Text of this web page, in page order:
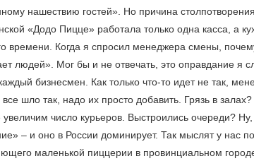
нашествию гостей». Но причина
«Додо Пицце» работала только одна касса, а
времени. Когда я спросил менеджера смены,
людей». Мог бы и не отвечать, это оправдание я
бизнесмен. Как только что-то идет не так,
шло так, надо их просто добавить. Грязь в
увеличим число курьеров. Выстроились очереди?
– и оно в России доминирует. Так мыслят у нас
маленькой пиццерии в провинциальном